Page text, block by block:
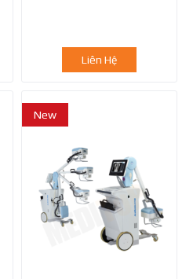
Liên Hệ
New